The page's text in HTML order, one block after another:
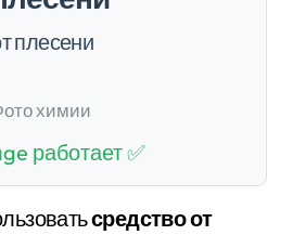
плесени
химии
работает ✅
средство от